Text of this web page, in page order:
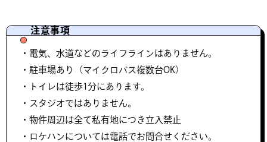
注意事項
・電気、水道などのライフラインはありません。
・駐車場あり（マイクロバス複数台OK）
・トイレは徒歩1分にあります。
・スタジオではありません。
・物件周辺は全て私有地につき立入禁止
・ロケハンについては電話でお問合せください。